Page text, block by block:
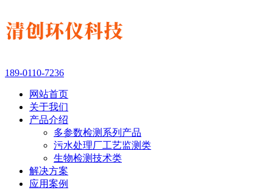
189-0110-7236
网站首页
关于我们
产品介绍
多参数检测系列产品
污水处理厂工艺监测类
生物检测技术类
解决方案
应用案例